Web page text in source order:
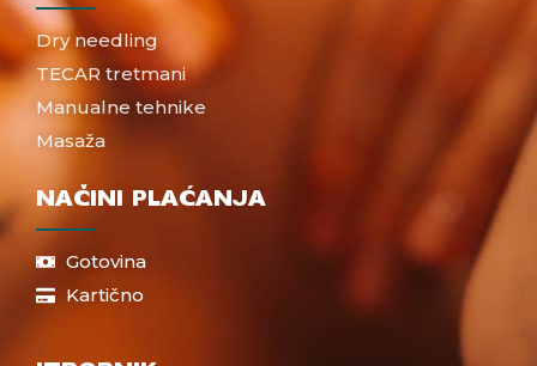
Dry needling
TECAR tretmani
Manualne tehnike
Masaža
NAČINI PLAĆANJA
Gotovina
Kartično